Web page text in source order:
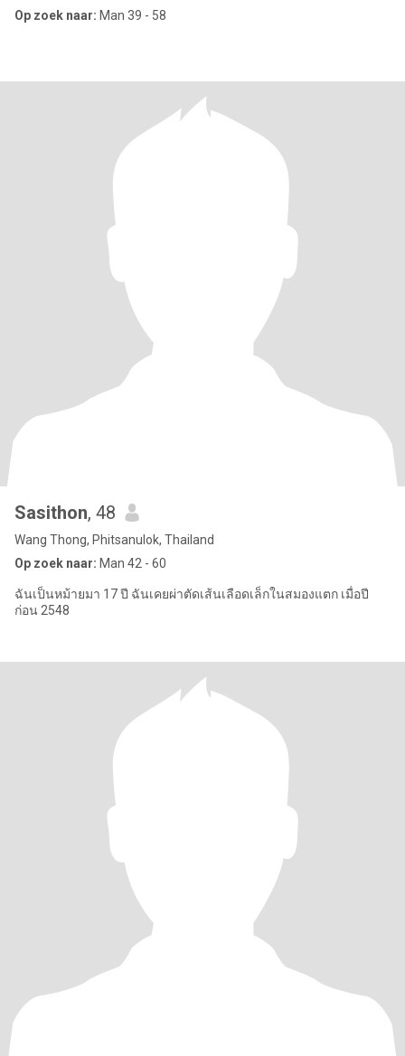
Op zoek naar: Man 39 - 58
Sasithon, 48
Wang Thong, Phitsanulok, Thailand
Op zoek naar: Man 42 - 60
ฉันเป็นหม้ายมา 17 ปี ฉันเคยผ่าตัดเส้นเลือดเล็กในสมองแตก เมื่อปี
ก่อน 2548